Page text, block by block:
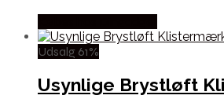
Udsalg 61%
Usynlige Brystløft